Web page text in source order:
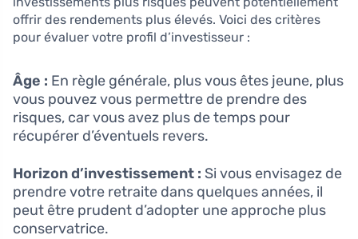
offrir des rendements plus élevés. Voici des critères
pour évaluer votre profil d’investisseur :
Âge : En règle générale, plus vous êtes jeune, plus
vous pouvez vous permettre de prendre des
risques, car vous avez plus de temps pour
récupérer d’éventuels revers.
Horizon d’investissement : Si vous envisagez de
prendre votre retraite dans quelques années, il
peut être prudent d’adopter une approche plus
conservatrice.